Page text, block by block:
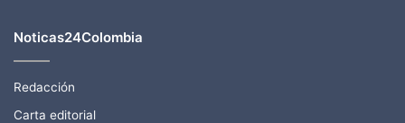
Noticas24Colombia
Redacción
Carta editorial